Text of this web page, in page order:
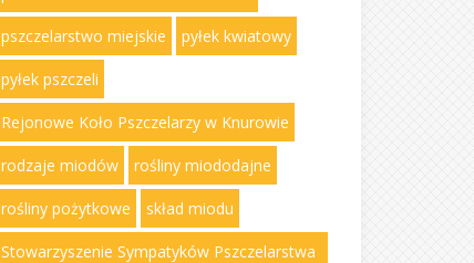
pszczelarstwo miejskie pyłek kwiatowy
pyłek pszczeli
Rejonowe Koło Pszczelarzy w Knurowie
rodzaje miodów rośliny miododajne
rośliny pożytkowe skład miodu
Stowarzyszenie Sympatyków Pszczelarstwa